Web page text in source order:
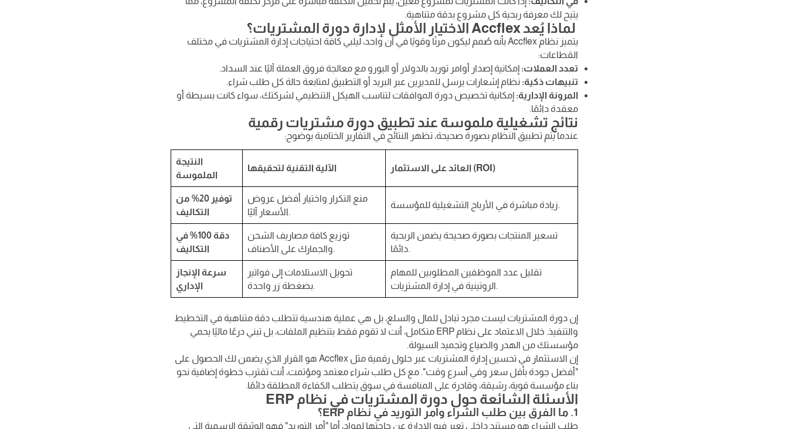
يتيح لك معرفة ربحية كل مشروع بدقة متناهية.
لماذا يُعد Accflex الاختيار الأمثل لإدارة دورة المشتريات؟
يتميز نظام Accflex بأنه صُمم ليكون مرنًا وقويًا في آن واحد، ليلبي كافة احتياجات إدارة المشتريات في مختلف
القطاعات:
تعدد العملات: إمكانية إصدار أوامر توريد بالدولار أو اليورو مع معالجة فروق العملة آليًا عند السداد.
تنبيهات ذكية: نظام إشعارات يرسل للمديرين عبر البريد أو التطبيق لمتابعة حالة كل طلب شراء.
المرونة الإدارية: إمكانية تخصيص دورة الموافقات لتناسب الهيكل التنظيمي لشركتك، سواء كانت بسيطة أو
معقدة دائمًا.
نتائج تشغيلية ملموسة عند تطبيق دورة مشتريات رقمية
عندما يتم تطبيق النظام بصورة صحيحة، تظهر النتائج في التقارير الختامية بوضوح:
النتيجة
الملموسة
الآلية التقنية لتحقيقها العائد على الاستثمار (ROI)
توفير 20% من
التكاليف
منع التكرار واختيار أفضل عروض
الأسعار آليًا.
زيادة مباشرة في الأرباح التشغيلية للمؤسسة.
دقة 100% في
التكاليف
توزيع كافة مصاريف الشحن
والجمارك على الأصناف.
تسعير المنتجات بصورة صحيحة يضمن الربحية
دائمًا.
سرعة الإنجاز
الإداري
تحويل الاستلامات إلى فواتير
بضغطة زر واحدة.
تقليل عدد الموظفين المطلوبين للمهام
الروتينية في إدارة المشتريات.
إن دورة المشتريات ليست مجرد تبادل للمال والسلع، بل هي عملية هندسية تتطلب دقة متناهية في التخطيط
والتنفيذ. خلال الاعتماد على نظام ERP متكامل، أنت لا تقوم فقط بتنظيم الملفات، بل تبني درعًا ماليًا يحمي
مؤسستك من الهدر والضياع وتجميد السيولة.
إن الاستثمار في تحسين إدارة المشتريات عبر حلول رقمية مثل Accflex هو القرار الذي يضمن لك الحصول على
"أفضل جودة بأقل سعر وفي أسرع وقت". مع كل طلب شراء معتمد ومؤتمت، أنت تقترب خطوة إضافية نحو
بناء مؤسسة قوية، رشيقة، وقادرة على المنافسة في سوق يتطلب الكفاءة المطلقة دائمًا.
الأسئلة الشائعة حول دورة المشتريات في نظام ERP
1. ما الفرق بين طلب الشراء وأمر التوريد في نظام ERP؟
طلب الشراء هو مستند داخلي تعبر فيه الإدارة عن حاجتها لمواد، أما "أمر التوريد" فهو الوثيقة الرسمية التي